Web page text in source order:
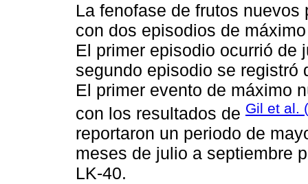
La fenofase de frutos
con dos episodios de
El primer episodio ocurrió de
segundo episodio se registró
El primer evento de máximo
con los resultados de Gil et al.
reportaron un periodo de
meses de julio a septiembre
LK-40.